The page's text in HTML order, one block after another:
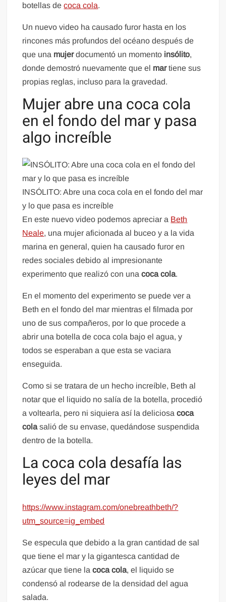
botellas decoca cola.
Un nuevo video ha causado furor hasta en los
rincones más profundos del océano después de
que una mujerdocumentó un momento insólito,
donde demostró nuevamente que el martiene sus
propias reglas, incluso para la gravedad.
Mujer abre una coca cola
en el fondo del mar y pasa
algo increíble
INSÓLITO: Abre una coca cola en el fondo del mar
y lo que pasa es increíble
En este nuevo video podemos apreciar a Beth
Neale, una mujer aficionada al buceo y a la vida
marina en general, quien ha causado furor en
redes sociales debido al impresionante
experimento que realizó con unacoca cola.
En el momento del experimento se puede ver a
Beth en el fondo del mar mientras el filmada por
uno de sus compañeros, por lo que procede a
abrir una botella de coca cola bajo el agua, y
todos se esperaban a que esta se vaciara
enseguida.
Como si se tratara de un hecho increíble, Beth al
notar que el liquido no salía de la botella, procedió
a voltearla, pero ni siquiera así la deliciosacoca
colasalió de su envase, quedándose suspendida
dentro de la botella.
La coca cola desafía las
leyes del mar
https://www.instagram.com/onebreathbeth/?
utm_source=ig_embed
Se especula que debido a la gran cantidad de sal
que tiene el mar y la gigantesca cantidad de
azúcar que tiene lacoca cola, el liquido se
condensó al rodearse de la densidad del agua
salada.